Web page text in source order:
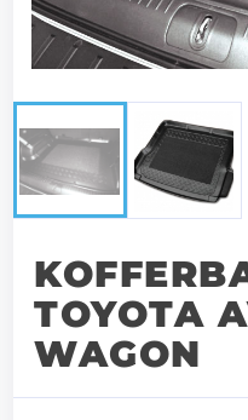
TOYOTA
WAGON